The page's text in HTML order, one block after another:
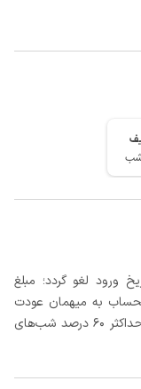
کامل از تاریخ ورود لغو گردد؛ مبلغ
25 درصد صورتحساب به میهمان عودت
می‌شود. در غیر اینصورت اجاره شب اول بعلاوه حداکثر 60 درصد شب‌های